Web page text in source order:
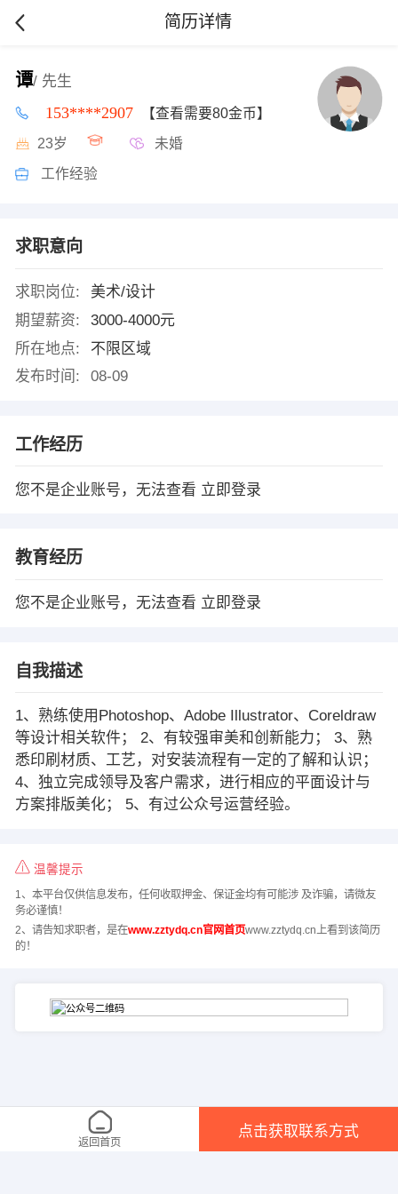
简历详情
谭/ 先生
153****2907 【查看需要80金币】
23岁 未婚
工作经验
求职意向
求职岗位:
美术/设计
期望薪资:
3000-4000元
所在地点:
不限区域
发布时间:
08-09
工作经历
您不是企业账号，无法查看 立即登录
教育经历
您不是企业账号，无法查看 立即登录
自我描述
1、熟练使用Photoshop、Adobe Illustrator、Coreldraw
等设计相关软件； 2、有较强审美和创新能力； 3、熟
悉印刷材质、工艺，对安装流程有一定的了解和认识；
4、独立完成领导及客户需求，进行相应的平面设计与
方案排版美化； 5、有过公众号运营经验。
温馨提示
1、本平台仅供信息发布，任何收取押金、保证金均有可能涉 及诈骗，请微友
务必谨慎！
2、请告知求职者，是在www.zztydq.cn官网首页www.zztydq.cn上看到该简历
的！
返回首页
点击获取联系方式